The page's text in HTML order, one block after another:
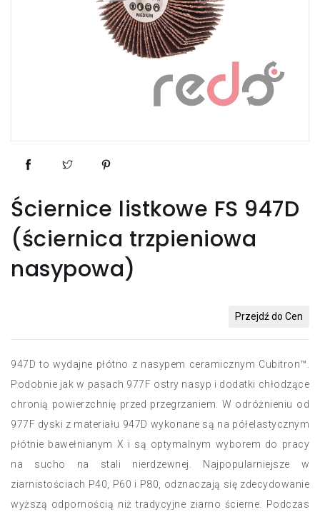
Ściernice listkowe FS 947D
(ściernica trzpieniowa
nasypowa)
Przejdź do Cen
947D to wydajne płótno z nasypem ceramicznym Cubitron™.
Podobnie jak w pasach 977F ostry nasyp i dodatki chłodzące
chronią powierzchnię przed przegrzaniem. W odróżnieniu od
977F dyski z materiału 947D wykonane są na półelastycznym
płótnie bawełnianym X i są optymalnym wyborem do pracy
na sucho na stali nierdzewnej. Najpopularniejsze w
ziarnistościach P40, P60 i P80, odznaczają się zdecydowanie
wyższą odpornością niż tradycyjne ziarno ścierne. Podczas